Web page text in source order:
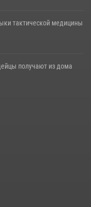
тактической медицины
получают из дома